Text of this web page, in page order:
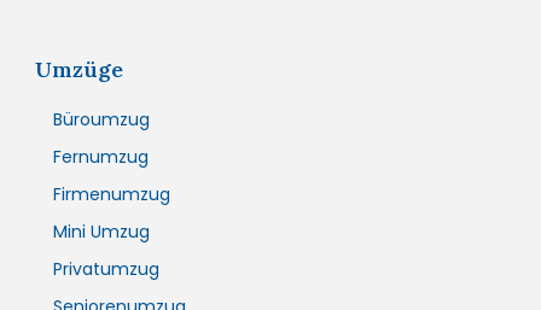
Umzüge
Büroumzug
Fernumzug
Firmenumzug
Mini Umzug
Privatumzug